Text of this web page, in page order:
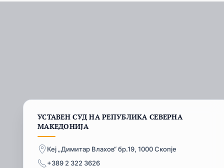
УСТАВЕН СУД НА РЕПУБЛИКА СЕВЕРНА
МАКЕДОНИЈА
Кеј „Димитар Влахов“ бр.19, 1000 Скопје
+389 2 322 3626